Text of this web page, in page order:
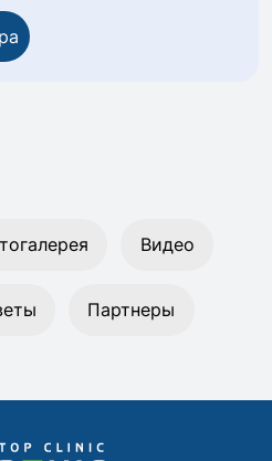
Видео
Партнеры